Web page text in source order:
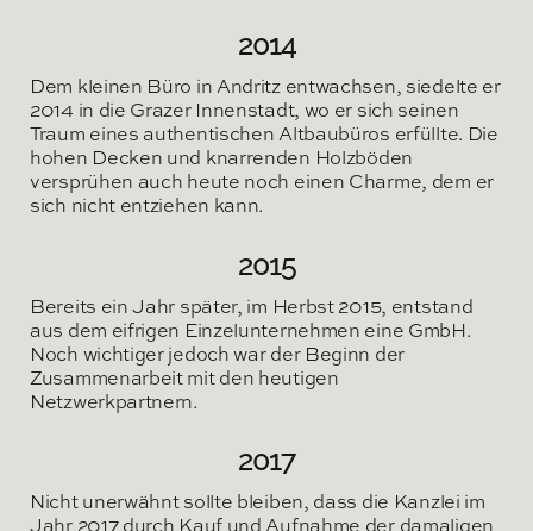
2014
Dem kleinen Büro in Andritz entwachsen, siedelte er
2014 in die Grazer Innenstadt, wo er sich seinen
Traum eines authentischen Altbaubüros erfüllte. Die
hohen Decken und knarrenden Holzböden
versprühen auch heute noch einen Charme, dem er
sich nicht entziehen kann.
2015
Bereits ein Jahr später, im Herbst 2015, entstand
aus dem eifrigen Einzelunternehmen eine GmbH.
Noch wichtiger jedoch war der Beginn der
Zusammenarbeit mit den heutigen
Netzwerkpartnern.
2017
Nicht unerwähnt sollte bleiben, dass die Kanzlei im
Jahr 2017 durch Kauf und Aufnahme der damaligen